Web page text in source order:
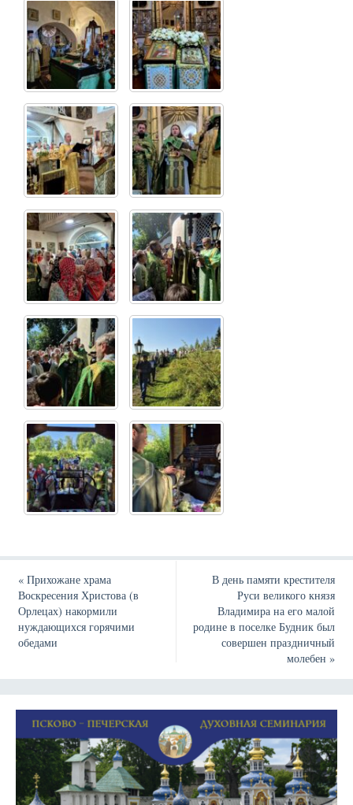
«Прихожане храма
Воскресения Христова (в
Орлецах) накормили
нуждающихся горячими
обедами
В день памяти крестителя
Руси великого князя
Владимира на его малой
родине в поселке Будник был
совершен праздничный
молебен»